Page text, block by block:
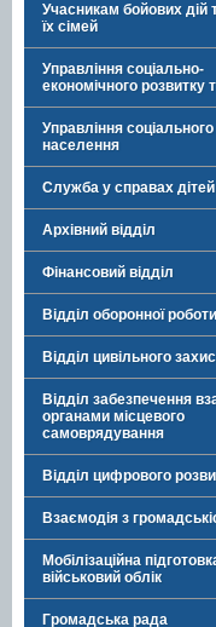
Учасникам бойових дій
їх сімей
Управління соціально-
економічного розвитку
Управління
населення
Служба у справах дітей
Архівний відділ
Фінансовий відділ
Відділ оборонної роботи
Відділ цивільного
Відділ забезпечення
органами місцевого
самоврядування
Відділ цифрового
Взаємодія з
Мобілізаційна
військовий облік
Громадська рада